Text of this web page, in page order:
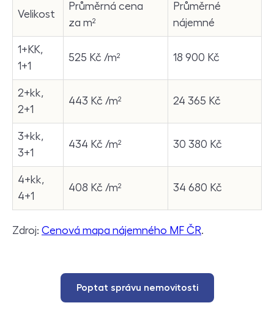
Velikost
Průměrná cena
za m²
Průměrné
nájemné
1+KK,
1+1
525 Kč /m² 18 900 Kč
2+kk,
2+1
443 Kč /m² 24 365 Kč
3+kk,
3+1
434 Kč /m² 30 380 Kč
4+kk,
4+1
408 Kč /m² 34 680 Kč
Zdroj: Cenová mapa nájemného MF ČR.
Poptat správu nemovitosti